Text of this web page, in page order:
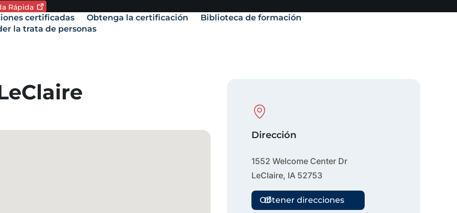
Idioma actual:
Rápida
certificadas Obtenga la certificación
Biblioteca de formación
la trata de personas
Physical Location
Dirección
1552 Welcome Center Dr
LeClaire, IA 52753
Obtener direcciones